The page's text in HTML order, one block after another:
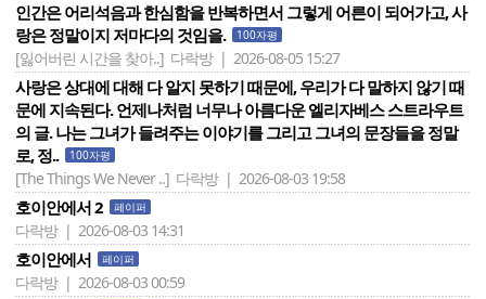
인간은 어리석음과 한심함을 반복하면서 그렇게 어른이 되어가고, 사
랑은 정말이지 저마다의 것임을.
100자평
[잃어버린 시간을 찾아..] 다락방 | 2026-08-05 15:27
사랑은 상대에 대해 다 알지 못하기 때문에, 우리가 다 말하지 않기 때
문에 지속된다. 언제나처럼 너무나 아름다운 엘리자베스 스트라우트
의 글. 나는 그녀가 들려주는 이야기를 그리고 그녀의 문장들을 정말
로, 정..
100자평
[The Things We Never ..] 다락방 | 2026-08-03 19:58
호이안에서 2 페이퍼
다락방 | 2026-08-03 14:31
호이안에서 페이퍼
다락방 | 2026-08-03 00:59